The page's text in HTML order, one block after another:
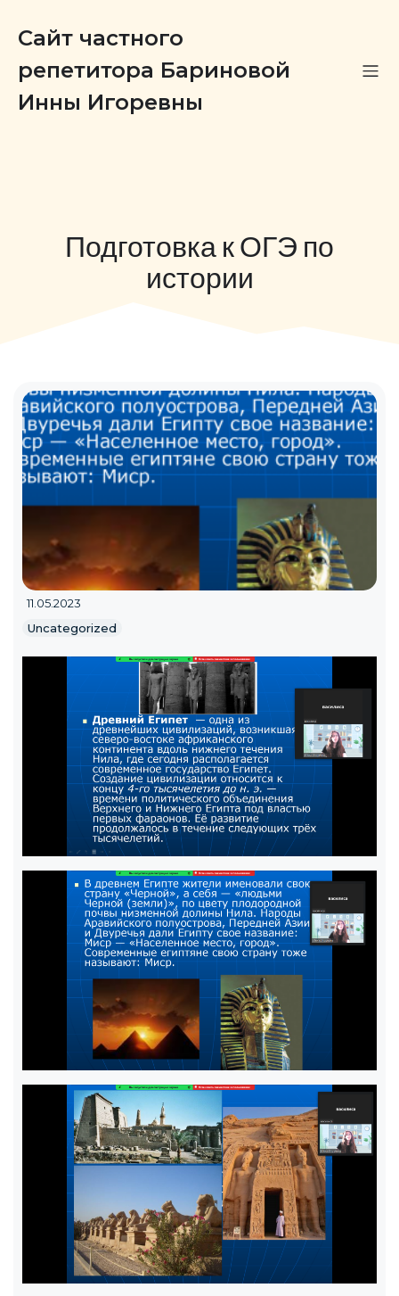
Сайт частного
репетитора Бариновой
Инны Игоревны
Подготовка к ОГЭ по
истории
11.05.2023
Uncategorized